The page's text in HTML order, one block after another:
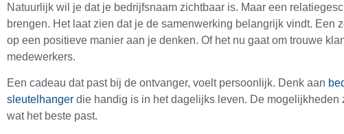
Natuurlijk wil je dat je bedrijfsnaam zichtbaar is. Maar een
brengen. Het laat zien dat je de samenwerking belangrijk vindt. Een
op een positieve manier aan je denken. Of het nu gaat om trouwe
medewerkers.
Een cadeau dat past bij de ontvanger, voelt persoonlijk. Denk aan
sleutelhanger die handig is in het dagelijks leven. De
wat het beste past.